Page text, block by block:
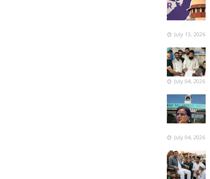
July 13, 2026
July 04, 2026
July 04, 2026